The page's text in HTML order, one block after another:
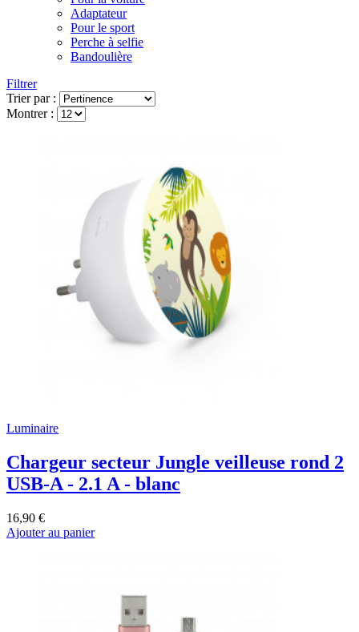
Adaptateur
Pour le sport
Perche à selfie
Bandoulière
Filtrer
Trier par :
Montrer :
Luminaire
Chargeur secteur Jungle veilleuse rond 2
USB-A - 2.1 A - blanc
16,90 €
Ajouter au panier